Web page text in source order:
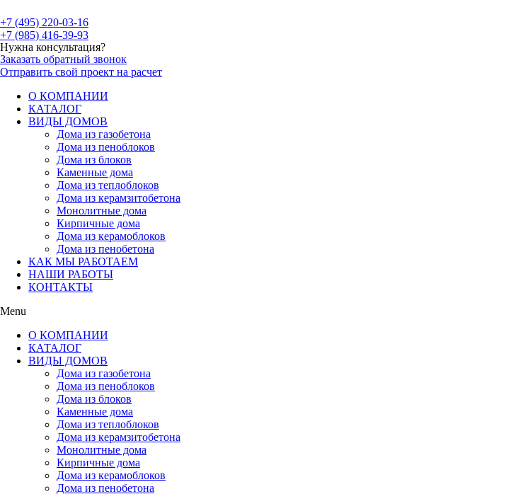
+7 (495) 220-03-16
+7 (985) 416-39-93
Нужна консультация?
Заказать обратный звонок
Отправить свой проект на расчет
О КОМПАНИИ
КАТАЛОГ
ВИДЫ ДОМОВ
Дома из газобетона
Дома из пеноблоков
Дома из блоков
Каменные дома
Дома из теплоблоков
Дома из керамзитобетона
Монолитные дома
Кирпичные дома
Дома из керамоблоков
Дома из пенобетона
КАК МЫ РАБОТАЕМ
НАШИ РАБОТЫ
КОНТАКТЫ
Menu
О КОМПАНИИ
КАТАЛОГ
ВИДЫ ДОМОВ
Дома из газобетона
Дома из пеноблоков
Дома из блоков
Каменные дома
Дома из теплоблоков
Дома из керамзитобетона
Монолитные дома
Кирпичные дома
Дома из керамоблоков
Дома из пенобетона